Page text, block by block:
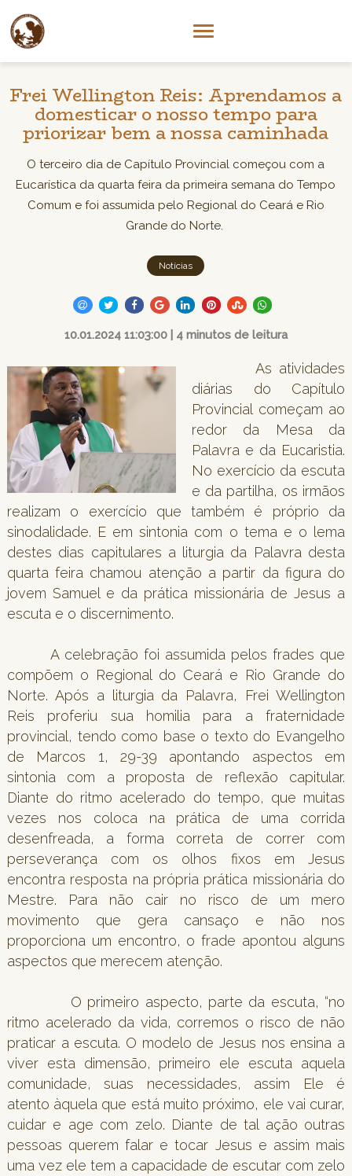
Frei Wellington Reis: Aprendamos a
domesticar o nosso tempo para
priorizar bem a nossa caminhada
O terceiro dia de Capítulo Provincial começou com a
Eucarística da quarta feira da primeira semana do Tempo
Comum e foi assumida pelo Regional do Ceará e Rio
Grande do Norte.
Notícias
10.01.2024 11:03:00 | 4 minutos de leitura
As atividades
diárias do Capítulo
Provincial começam ao
redor da Mesa da
Palavra e da Eucaristia.
No exercício da escuta
e da partilha, os irmãos
realizam o exercício que também é próprio da
sinodalidade. E em sintonia com o tema e o lema
destes dias capitulares a liturgia da Palavra desta
quarta feira chamou atenção a partir da figura do
jovem Samuel e da prática missionária de Jesus a
escuta e o discernimento.
A celebração foi assumida pelos frades que
compõem o Regional do Ceará e Rio Grande do
Norte. Após a liturgia da Palavra, Frei Wellington
Reis proferiu sua homilia para a fraternidade
provincial, tendo como base o texto do Evangelho
de Marcos 1, 29-39 apontando aspectos em
sintonia com a proposta de reflexão capitular.
Diante do ritmo acelerado do tempo, que muitas
vezes nos coloca na prática de uma corrida
desenfreada, a forma correta de correr com
perseverança com os olhos fixos em Jesus
encontra resposta na própria prática missionária do
Mestre. Para não cair no risco de um mero
movimento que gera cansaço e não nos
proporciona um encontro, o frade apontou alguns
aspectos que merecem atenção.
O primeiro aspecto, parte da escuta, “no
ritmo acelerado da vida, corremos o risco de não
praticar a escuta. O modelo de Jesus nos ensina a
viver esta dimensão, primeiro ele escuta aquela
comunidade, suas necessidades, assim Ele é
atento àquela que está muito próximo, ele vai curar,
cuidar e age com zelo. Diante de tal ação outras
pessoas querem falar e tocar Jesus e assim mais
uma vez ele tem a capacidade de escutar com zelo